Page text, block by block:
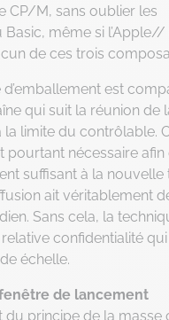
CP/M, sans oublier les
même si l’Apple//
de ces trois
est
qui suit la réunion de
la limite du contrôlable.
pourtant nécessaire afin
suffisant à la nouvelle
ait véritablement
Sans cela, la
confidentialité
échelle.
de lancement
du principe de la masse